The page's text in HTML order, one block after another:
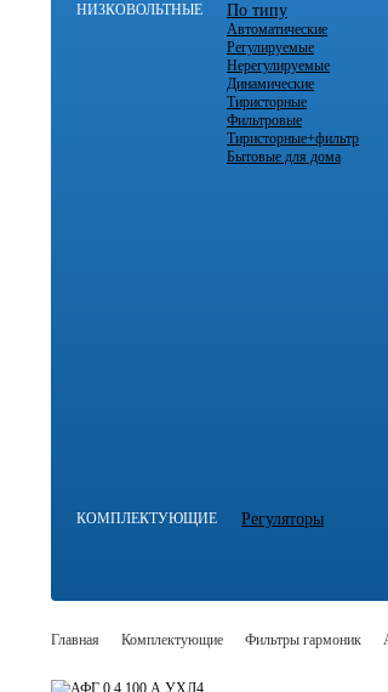
НИЗКОВОЛЬТНЫЕ По типу
Автоматические
Регулируемые
Нерегулируемые
Динамические
Тиристорные
Фильтровые
Тиристорные+фильтр
Бытовые для дома
КОМПЛЕКТУЮЩИЕ Регуляторы
Главная Комплектующие Фильтры гармоник